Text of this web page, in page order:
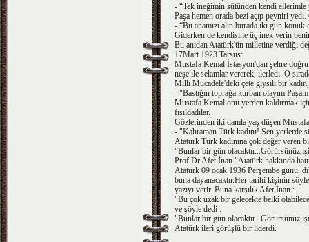
- “Tek ineğimin sütünden kendi ellerimle
Paşa hemen orada bezi açıp peyniri
- “Bu anamızı alın burada iki gün
Giderken de kendisine üç inek verin
Bu anıdan Atatürk'ün milletine verdiği
17Mart 1923 Tarsus:
Mustafa Kemal İstasyon'dan şehre
neşe ile selamlar vererek, ilerledi. O
Milli Mücadele'deki çete giysili bir kadın,
- "Bastığın toprağa kurban olayım
Mustafa Kemal onu yerden kaldırmak
fısıldadılar.
Gözlerinden iki damla yaş düşen
- "Kahraman Türk kadını! Sen yerlerde
Atatürk Türk kadınına çok değer veren
"Bunlar bir gün
Prof.Dr.Afet İnan "Atatürk hakkında
Atatürk 09 ocak 1936 Perşembe günü,
buna dayanacaktır.Her tarihi kişinin
yazıyı verir. Buna karşılık Afet İnan :
"Bu çok uzak bir gelecekte belki
ve şöyle dedi :
"Bunlar bir gün
Atatürk ileri görüşlü bir liderdi.